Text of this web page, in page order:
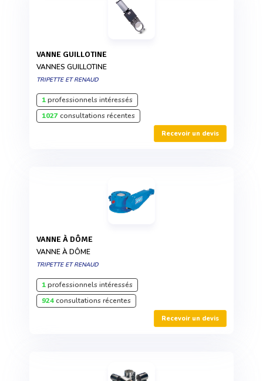
VANNE GUILLOTINE
VANNES GUILLOTINE
TRIPETTE ET RENAUD
1professionnels intéressés
1027consultations récentes
Recevoir un devis
VANNE À DÔME
VANNE À DÔME
TRIPETTE ET RENAUD
1professionnels intéressés
924consultations récentes
Recevoir un devis